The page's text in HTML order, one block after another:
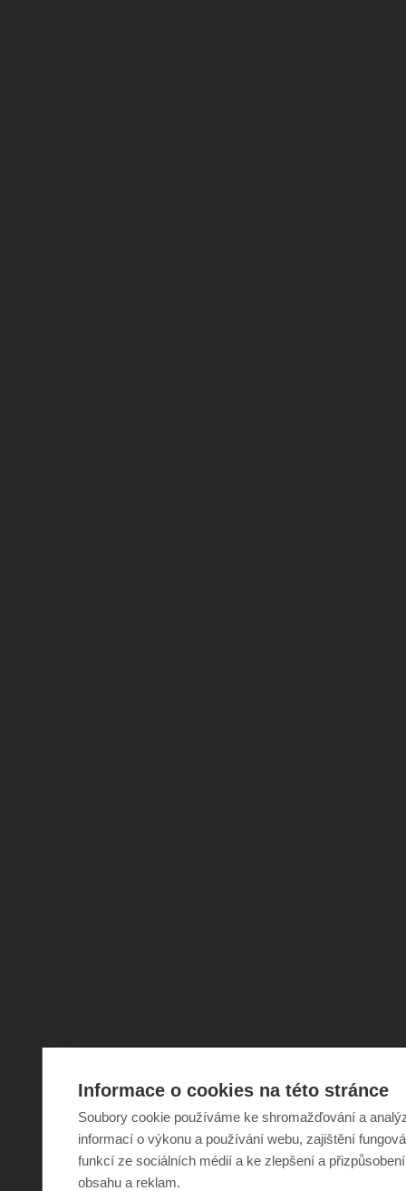
Informace o cookies na této stránce
Soubory cookie používáme ke shromažďování a
informací o výkonu a používání webu, zajištění
funkcí ze sociálních médií a ke zlepšení a přizpůsobení
obsahu a reklam.